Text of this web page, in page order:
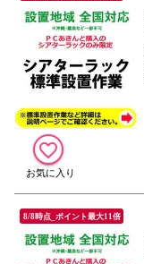
8/8時点_ポイント最大11倍